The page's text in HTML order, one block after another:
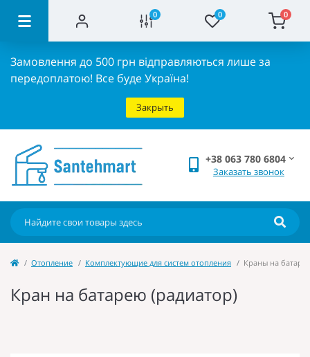
0 0 0
Замовлення до 500 грн відправляються лише за
передоплатою! Все буде Україна!
Закрыть
+38 063 780 6804
Заказать звонок
Отопление Комплектующие для систем отопления Краны на
Кран на батарею (радиатор)